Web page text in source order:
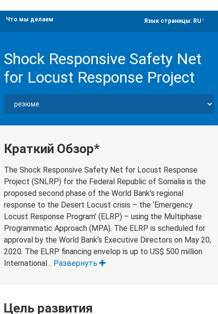
Что мы делаем Язык страницы: RU
Shock Responsive Safety Net
for Locust Response Project
Краткий Обзор*
The Shock Responsive Safety Net for Locust Response
Project (SNLRP) for the Federal Republic of Somalia is the
proposed second phase of the World Bank’s regional
response to the Desert Locust crisis – the ‘Emergency
Locust Response Program’ (ELRP) – using the Multiphase
Programmatic Approach (MPA). The ELRP is scheduled for
approval by the World Bank’s Executive Directors on May 20,
2020. The ELRP financing envelop is up to US$ 500 million
International... Развернуть
Цель развития